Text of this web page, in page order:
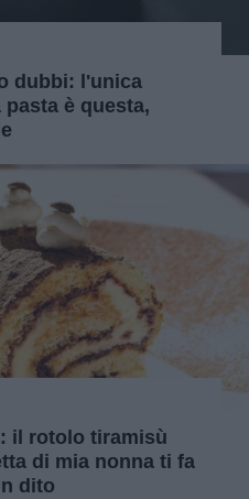
dubbi: l'unica
è questa,
il rotolo tiramisù
di mia nonna ti fa
dito